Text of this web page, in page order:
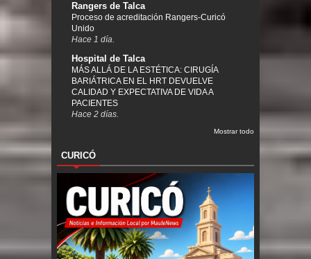
Rangers de Talca
Proceso de acreditación Rangers-Curicó
Unido
Hace 1 día.
Hospital de Talca
MÁS ALLÁ DE LA ESTÉTICA: CIRUGÍA
BARIÁTRICA EN EL HRT DEVUELVE
CALIDAD Y EXPECTATIVA DE VIDA A
PACIENTES
Hace 2 días.
Mostrar todo
CURICÓ